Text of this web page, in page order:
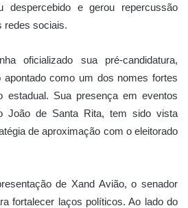
despercebido e gerou repercussão
redes sociais.
oficializado sua pré-candidatura,
como um dos nomes fortes
estadual. Sua presença em eventos
João de Santa Rita, tem sido vista
de aproximação com o eleitorado
de Xand Avião, o senador
fortalecer laços políticos. Ao lado do